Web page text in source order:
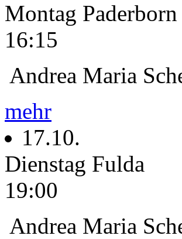
Montag Paderborn
16:15
Andrea Maria
mehr
17.10.
Dienstag Fulda
19:00
Andrea Maria